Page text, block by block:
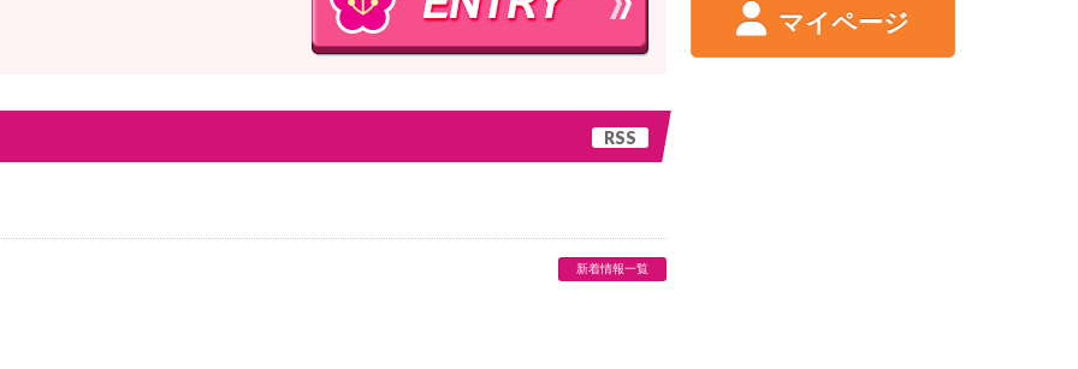
RSS
新着情報一覧
マイページ